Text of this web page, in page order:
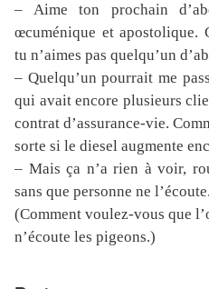
– Aime ton prochain
œcuménique et apostolique.
tu n’aimes pas quelqu’un
– Quelqu’un pourrait me
qui avait encore plusieurs
contrat d’assurance-vie.
sorte si le diesel augmente
– Mais ça n’a rien à voir,
sans que personne ne l’écoute.
(Comment voulez-vous que
n’écoute les pigeons.)